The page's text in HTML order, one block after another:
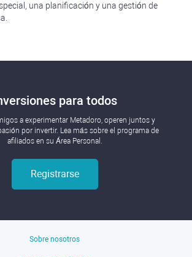
una planificación y una gestión de
para todos
a experimentar Metadoro, operen juntos y
por invertir. Lea más sobre el programa de
afiliados en su Área Personal.
Registrarse
Sobre nosotros